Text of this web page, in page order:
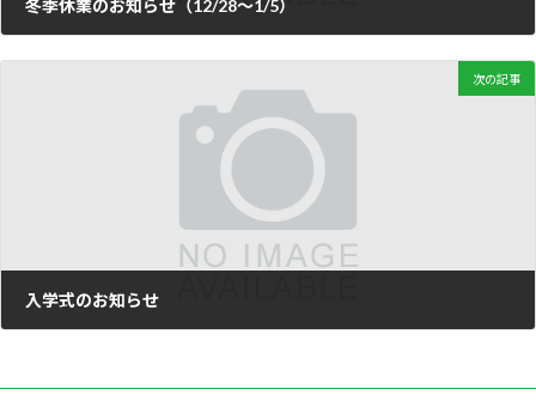
冬季休業のお知らせ（12/28～1/5）
次の記事
入学式のお知らせ